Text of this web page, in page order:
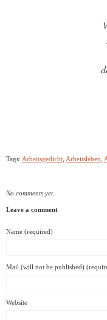
Tags: Arbeitsgedicht Arbeitsleben
No comments yet.
Leave a comment
Name (required)
Mail (will not be published)
Website